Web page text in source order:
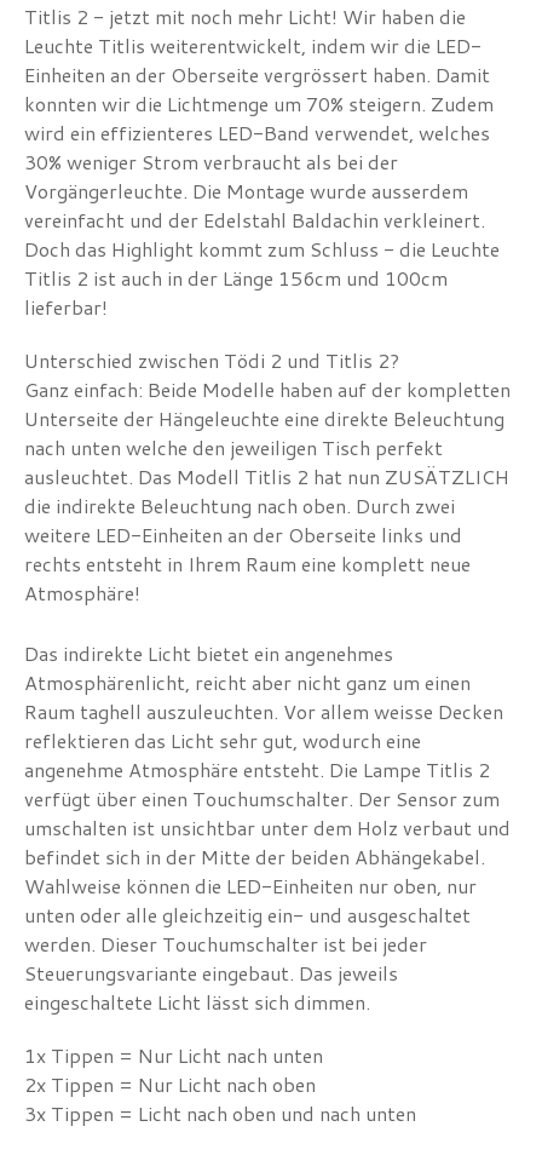
Titlis 2 - jetzt mit noch mehr Licht! Wir haben die
Leuchte Titlis weiterentwickelt, indem wir die LED-
Einheiten an der Oberseite vergrössert haben. Damit
konnten wir die Lichtmenge um 70% steigern. Zudem
wird ein effizienteres LED-Band verwendet, welches
30% weniger Strom verbraucht als bei der
Vorgängerleuchte. Die Montage wurde ausserdem
vereinfacht und der Edelstahl Baldachin verkleinert.
Doch das Highlight kommt zum Schluss - die Leuchte
Titlis 2 ist auch in der Länge 156cm und 100cm
lieferbar!
Unterschied zwischen Tödi 2 und Titlis 2?
Ganz einfach: Beide Modelle haben auf der kompletten
Unterseite der Hängeleuchte eine direkte Beleuchtung
nach unten welche den jeweiligen Tisch perfekt
ausleuchtet. Das Modell Titlis 2 hat nun ZUSÄTZLICH
die indirekte Beleuchtung nach oben. Durch zwei
weitere LED-Einheiten an der Oberseite links und
rechts entsteht in Ihrem Raum eine komplett neue
Atmosphäre!
Das indirekte Licht bietet ein angenehmes
Atmosphärenlicht, reicht aber nicht ganz um einen
Raum taghell auszuleuchten. Vor allem weisse Decken
reflektieren das Licht sehr gut, wodurch eine
angenehme Atmosphäre entsteht. Die Lampe Titlis 2
verfügt über einen Touchumschalter. Der Sensor zum
umschalten ist unsichtbar unter dem Holz verbaut und
befindet sich in der Mitte der beiden Abhängekabel.
Wahlweise können die LED-Einheiten nur oben, nur
unten oder alle gleichzeitig ein- und ausgeschaltet
werden. Dieser Touchumschalter ist bei jeder
Steuerungsvariante eingebaut. Das jeweils
eingeschaltete Licht lässt sich dimmen.
1x Tippen = Nur Licht nach unten
2x Tippen = Nur Licht nach oben
3x Tippen = Licht nach oben und nach unten